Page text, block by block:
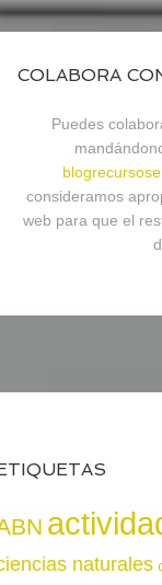
COLABORA
Puedes
consideramos
web para que el
naturales